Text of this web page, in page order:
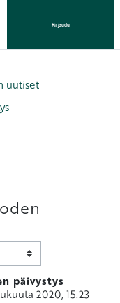
Kirjaudu
uutiset
päivystys
2020, 15.23